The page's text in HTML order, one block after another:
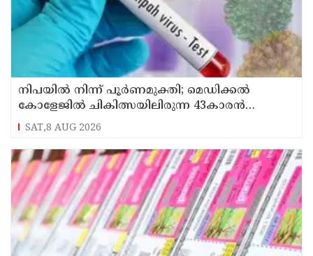
നിപയിൽ നിന്ന് പൂർണമുക്തി; മെഡിക്കൽ
കോളേജിൽ ചികിത്സയിലിരുന്ന 43കാരൻ
വീട്ടിലേക്ക് മടങ്ങി
SAT,8 AUG 2026